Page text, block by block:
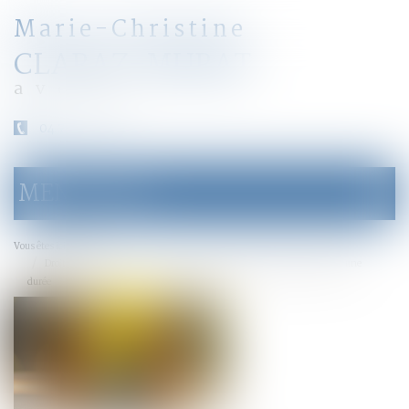
Marie-Christine
CLARAZ-MURAT
avocat
le
menu
MENU
Vous êtes ici :
durée